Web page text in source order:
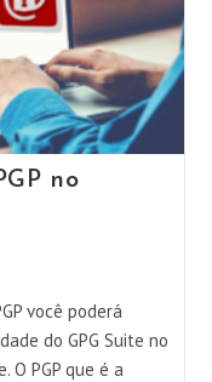
no
você poderá
do GPG Suite no
O PGP que é a